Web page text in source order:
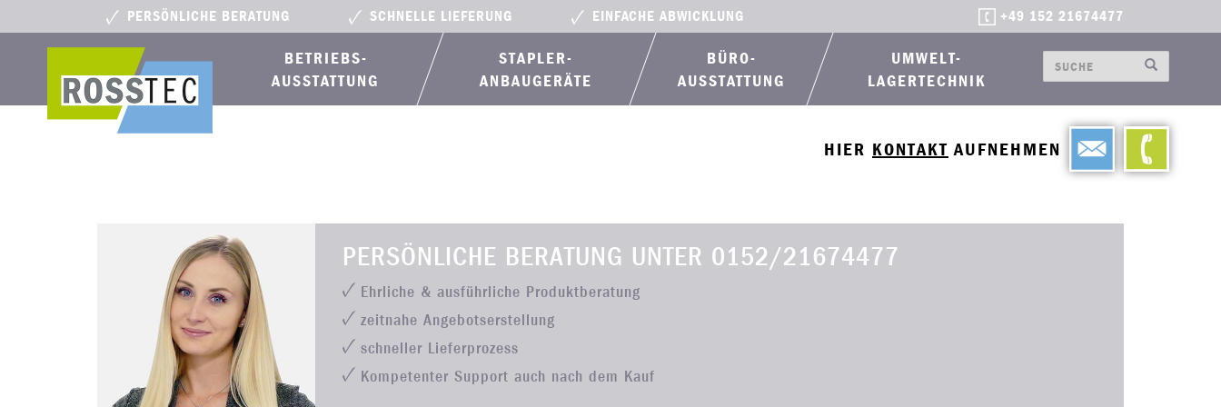
PERSÖNLICHE BERATUNG SCHNELLE LIEFERUNG EINFACHE ABWICKLUNG +49 152 21674477
BETRIEBS­
AUSSTATTUNG
STAPLER-
ANBAUGERÄTE
BÜRO­
AUSSTATTUNG
UMWELT-
LAGERTECHNIK
HIER KONTAKT AUFNEHMEN
PERSÖNLICHE BERATUNG UNTER 0152/21674477
Ehrliche & ausführliche Produktberatung
zeitnahe Angebotserstellung
schneller Lieferprozess
Kompetenter Support auch nach dem Kauf